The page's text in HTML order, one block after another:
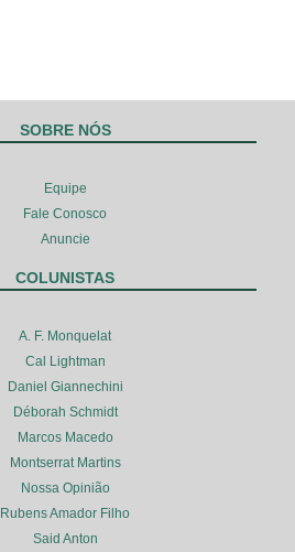
SOBRE NÓS
Equipe
Fale Conosco
Anuncie
COLUNISTAS
A. F. Monquelat
Cal Lightman
Daniel Giannechini
Déborah Schmidt
Marcos Macedo
Montserrat Martins
Nossa Opinião
Rubens Amador Filho
Said Anton